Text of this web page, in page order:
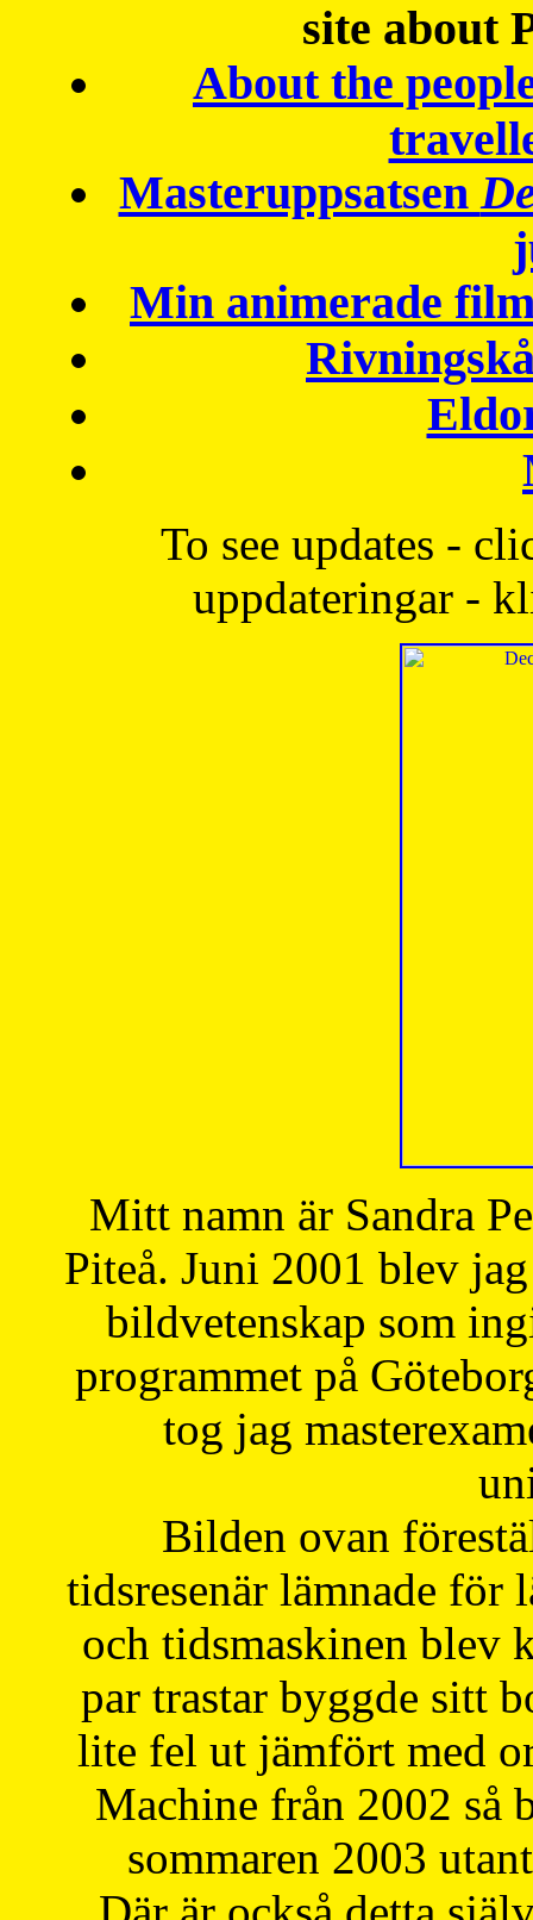
site about
About the
Masteruppsatsen
Min animerade
To see updates -
uppdateringar -
Mitt namn är Sandra
Piteå. Juni 2001 blev
bildvetenskap som
programmet på
tog jag
Bilden ovan
tidsresenär lämnade för
och tidsmaskinen blev
par trastar byggde sitt
lite fel ut jämfört med
Machine från 2002 så
sommaren 2003